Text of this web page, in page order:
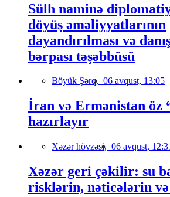
Sülh naminə
döyüş əməliyyatlarının
dayandırılması və
bərpası təşəbbüsü
Böyük Şərq, 06 avqust, 13:05
İran və Ermənistan öz
hazırlayır
Xəzər hövzəsi, 06 avqust,
Xəzər geri çəkilir: su
risklərin, nəticələrin